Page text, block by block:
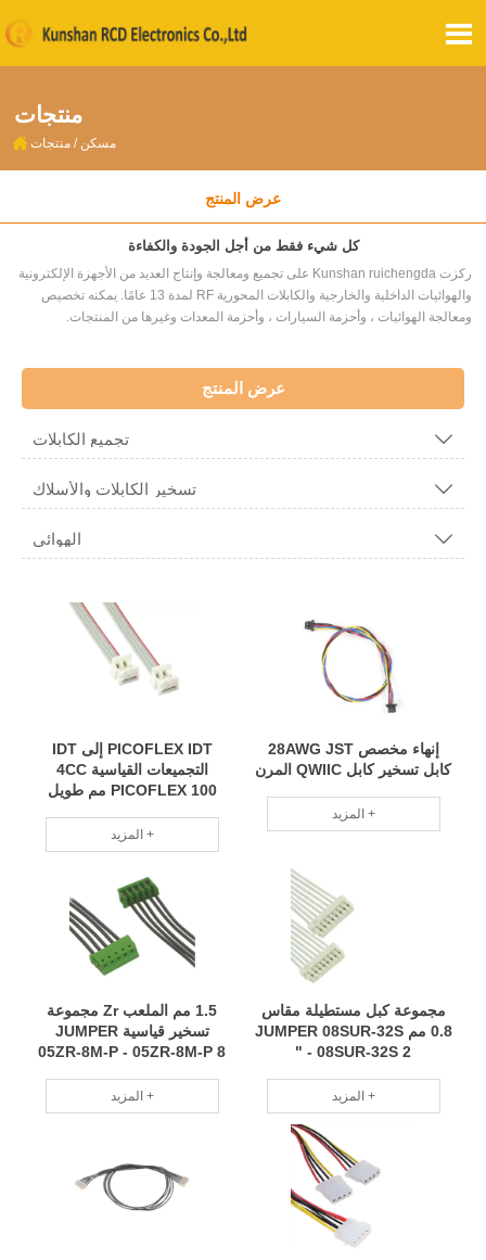

منتجات
 مسكن / منتجات
عرض المنتج
كل شيء فقط من أجل الجودة والكفاءة
ركزت Kunshan ruichengda على تجميع ومعالجة وإنتاج العديد من الأجهزة الإلكترونية
والهوائيات الداخلية والخارجية والكابلات المحورية RF لمدة 13 عامًا. يمكنه تخصيص
ومعالجة الهوائيات ، وأحزمة السيارات ، وأحزمة المعدات وغيرها من المنتجات.
عرض المنتج
تجميع الكابلات 
تسخير الكابلات والأسلاك 
الهوائي 
PICOFLEX IDT إلى IDT
التجميعات القياسية 4CC
PICOFLEX 100 مم طويل
المزيد +
إنهاء مخصص 28AWG JST
كابل تسخير كابل QWIIC المرن
المزيد +
1.5 مم الملعب Zr مجموعة
تسخير قياسية JUMPER
05ZR-8M-P - 05ZR-8M-P 8
المزيد +
مجموعة كبل مستطيلة مقاس
0.8 مم JUMPER 08SUR-32S
- 08SUR-32S 2 "
المزيد +